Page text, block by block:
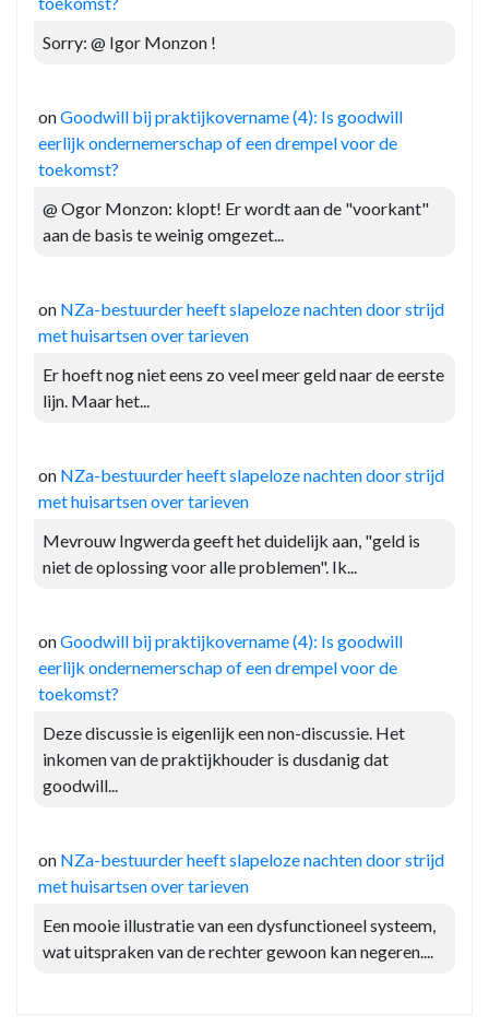
Sorry: @ Igor Monzon !
onGoodwill bij praktijkovername (4): Is goodwill
eerlijk ondernemerschap of een drempel voor de
toekomst?
@ Ogor Monzon: klopt! Er wordt aan de "voorkant"
aan de basis te weinig omgezet...
on NZa-bestuurder heeft slapeloze nachten door strijd
met huisartsen over tarieven
Er hoeft nog niet eens zo veel meer geld naar de eerste
lijn. Maar het...
on NZa-bestuurder heeft slapeloze nachten door strijd
met huisartsen over tarieven
Mevrouw Ingwerda geeft het duidelijk aan, "geld is
niet de oplossing voor alle problemen". Ik...
onGoodwill bij praktijkovername (4): Is goodwill
eerlijk ondernemerschap of een drempel voor de
toekomst?
Deze discussie is eigenlijk een non-discussie. Het
inkomen van de praktijkhouder is dusdanig dat
goodwill...
on NZa-bestuurder heeft slapeloze nachten door strijd
met huisartsen over tarieven
Een mooie illustratie van een dysfunctioneel systeem,
wat uitspraken van de rechter gewoon kan negeren....